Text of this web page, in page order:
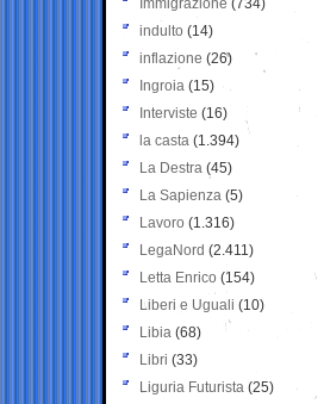
Immigrazione (734)
indulto (14)
inflazione (26)
Ingroia (15)
Interviste (16)
la casta (1.394)
La Destra (45)
La Sapienza (5)
Lavoro (1.316)
LegaNord (2.411)
Letta Enrico (154)
Liberi e Uguali (10)
Libia (68)
Libri (33)
Liguria Futurista (25)